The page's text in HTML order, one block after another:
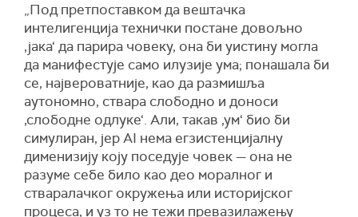
„Под претпоставком да вештачка
интелигенција технички постане довољно
‚јака‘ да парира човеку, она би уистину могла
да манифестује само илузије ума; понашала би
се, највероватније, као да размишља
аутономно, ствара слободно и доноси
‚слободне одлуке‘. Али, такав ‚ум‘ био би
симулиран, јер AI нема егзистенцијалну
дименизију коју поседује човек — она не
разуме себе било као део моралног и
стваралачког окружења или историјског
процеса, и уз то не тежи превазилажењу